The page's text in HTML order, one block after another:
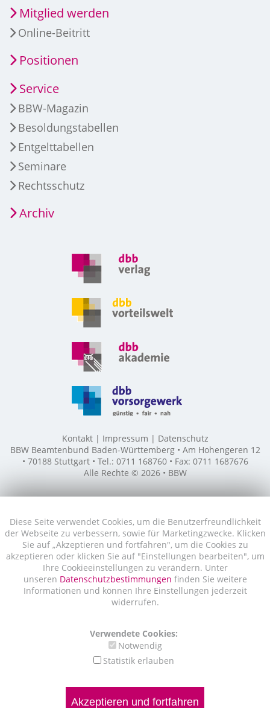
Diese Seite verwendet Cookies, um die Benutzerfreundlichkeit
der Webseite zu verbessern, sowie für Marketingzwecke. Klicken
Sie auf „Akzeptieren und fortfahren", um die Cookies zu
akzeptieren oder klicken Sie auf "Einstellungen bearbeiten", um
Ihre Cookieeinstellungen zu verändern. Unter
unseren Datenschutzbestimmungen finden Sie weitere
Informationen und können Ihre Einstellungen jederzeit
widerrufen.
Verwendete Cookies:
Notwendig
Statistik erlauben
Akzeptieren und fortfahren
Mitglied werden
Online-Beitritt
Positionen
Service
BBW-Magazin
Besoldungstabellen
Entgelttabellen
Seminare
Rechtsschutz
Archiv
Kontakt Impressum
Datenschutz
BBW Beamtenbund Baden-Württemberg • Am Hohengeren 12
• 70188 Stuttgart • Tel.: 0711 168760 • Fax: 0711 1687676
Alle Rechte © 2026 • BBW